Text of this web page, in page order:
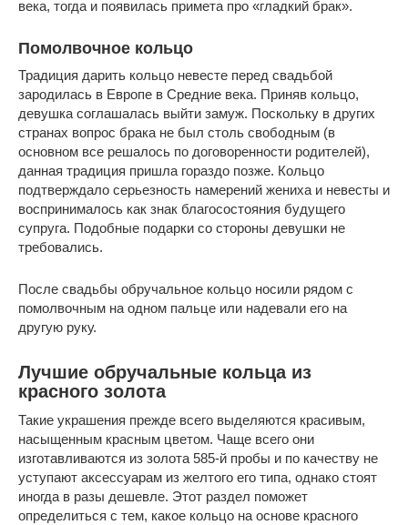
века, тогда и появилась примета про «гладкий брак».
Помолвочное кольцо
Традиция дарить кольцо невесте перед свадьбой
зародилась в Европе в Средние века. Приняв кольцо,
девушка соглашалась выйти замуж. Поскольку в других
странах вопрос брака не был столь свободным (в
основном все решалось по договоренности родителей),
данная традиция пришла гораздо позже. Кольцо
подтверждало серьезность намерений жениха и невесты и
воспринималось как знак благосостояния будущего
супруга. Подобные подарки со стороны девушки не
требовались.
После свадьбы обручальное кольцо носили рядом с
помолвочным на одном пальце или надевали его на
другую руку.
Лучшие обручальные кольца из
красного золота
Такие украшения прежде всего выделяются красивым,
насыщенным красным цветом. Чаще всего они
изготавливаются из золота 585-й пробы и по качеству не
уступают аксессуарам из желтого его типа, однако стоят
иногда в разы дешевле. Этот раздел поможет
определиться с тем, какое кольцо на основе красного